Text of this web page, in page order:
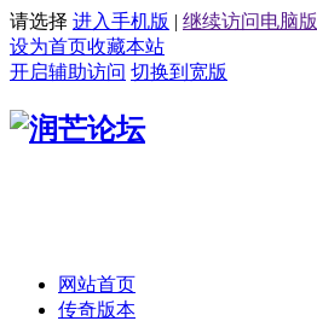
请选择 进入手机版 | 继续访问电脑版
设为首页收藏本站
开启辅助访问 切换到宽版
网站首页
传奇版本